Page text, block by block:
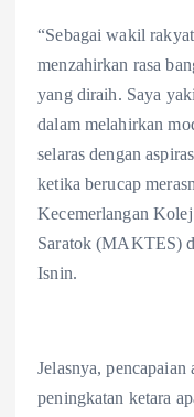
“Sebagai wakil
menzahirkan rasa
yang diraih. Saya
dalam melahirkan
selaras dengan
ketika berucap
Kecemerlangan
Saratok (MAKTES)
Isnin.
Jelasnya,
peningkatan ketara